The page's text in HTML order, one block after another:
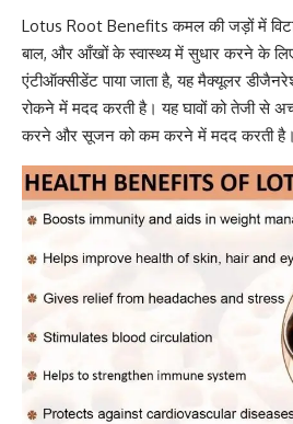
Lotus Root Benefits कमल की जड़ों में
बाल, और आँखों के स्वास्थ्य मेंसुधार करने के
एंटीऑक्सीडेंट पाया जाता है, यह मैक्यूलर
रोकने में मदद करती है। यह घावों को तेजी से
करने और सूजन को कम करने में मदद करती है।